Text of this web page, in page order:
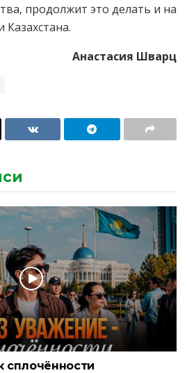
продолжит это делать и на
Анастасия Шварц
сплочённости